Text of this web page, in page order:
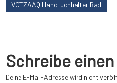
VOTZAAQ Handtuchhalter Bad
Schreibe
Deine E-Mail-Adresse wird nicht